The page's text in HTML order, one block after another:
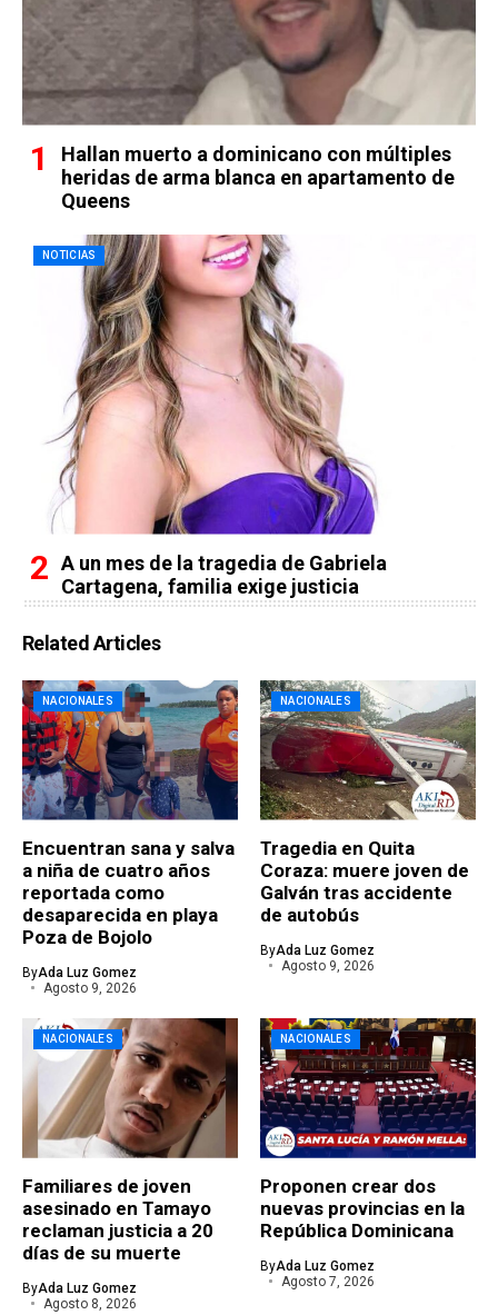
Hallan muerto a dominicano con múltiples
heridas de arma blanca en apartamento de
Queens
NOTICIAS
A un mes de la tragedia de Gabriela
Cartagena, familia exige justicia
Related Articles
NACIONALES
Encuentran sana y salva
a niña de cuatro años
reportada como
desaparecida en playa
Poza de Bojolo
ByAda Luz Gomez
Agosto 9, 2026
NACIONALES
Tragedia en Quita
Coraza: muere joven de
Galván tras accidente
de autobús
ByAda Luz Gomez
Agosto 9, 2026
NACIONALES
Familiares de joven
asesinado en Tamayo
reclaman justicia a 20
días de su muerte
ByAda Luz Gomez
Agosto 8, 2026
NACIONALES
Proponen crear dos
nuevas provincias en la
República Dominicana
ByAda Luz Gomez
Agosto 7, 2026